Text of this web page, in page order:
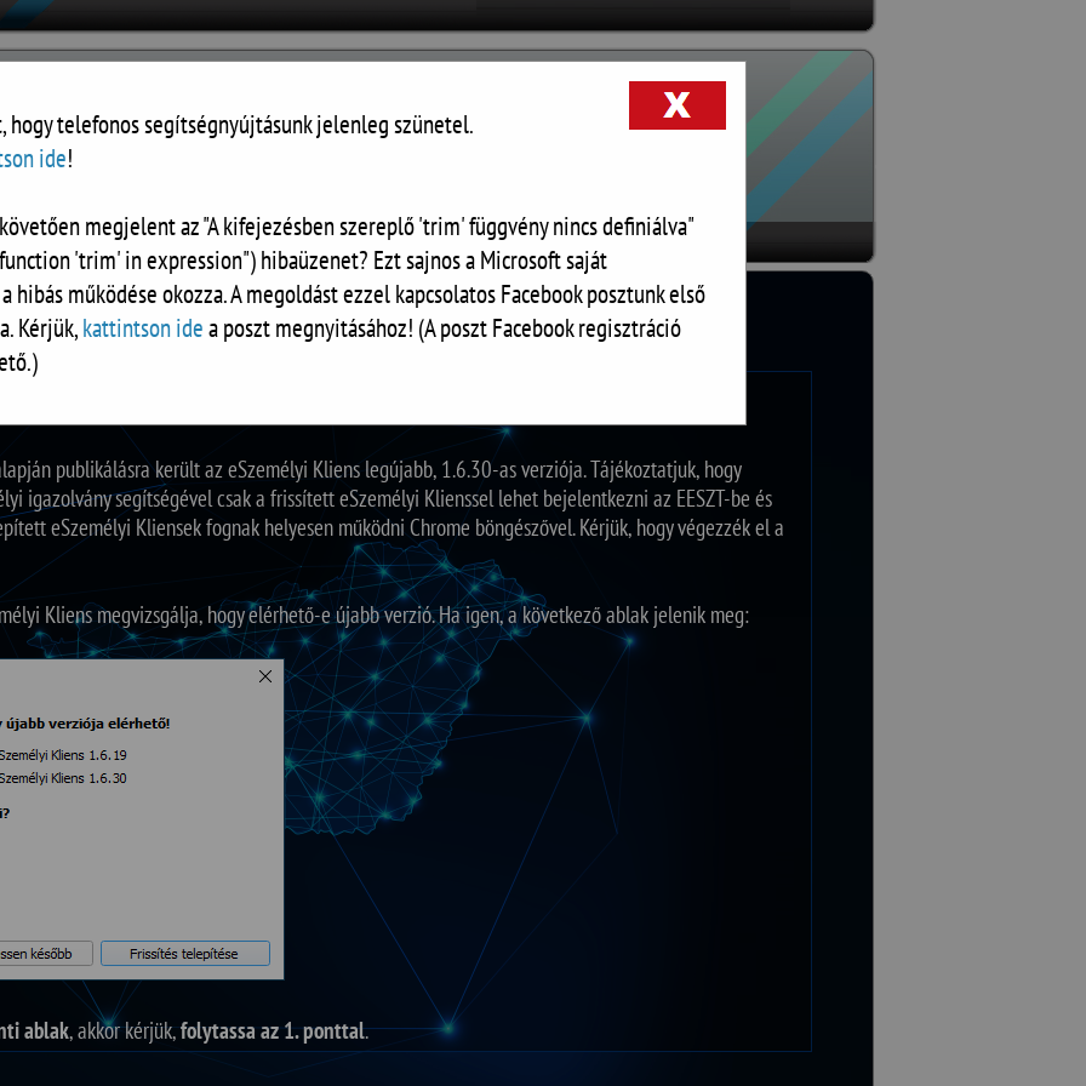
hogy telefonos segítségnyújtásunk jelenleg szünetel.
ide!
megjelent az "A kifejezésben szereplő 'trim' függvény nincs definiálva"
'trim' in expression") hibaüzenet? Ezt sajnos a Microsoft saját
hibás működése okozza. A megoldást ezzel kapcsolatos Facebook posztunk első
Kérjük,kattintson idea poszt megnyitásához! (A poszt Facebook regisztráció
RÓLUNK DOKUMENTUMOK KALKULÁTOR KAPCSOLAT
(1.6.30)
publikálásra került az eSzemélyi Kliens legújabb, 1.6.30-as verziója. Tájékoztatjuk, hogy
igazolvány segítségével csak a frissített eSzemélyi Klienssel lehet bejelentkezni az EESZT-be és
eSzemélyi Kliensek fognak helyesen működni Chrome böngészővel. Kérjük, hogy végezzék el a
Kliens megvizsgálja, hogy elérhető-e újabb verzió. Ha igen, a következő ablak jelenik meg:
ablak, akkor kérjük,folytassa az 1. ponttal.
ablak, akkor kérjük,kattintson idea manuális telepítéshez (az oldalon az 1.6.19-es verzió